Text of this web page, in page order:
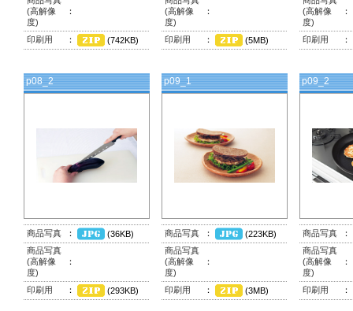
(高解像
度)
：
印刷用 ： (742KB)
(高解像
度)
：
印刷用 ： (5MB)
(高解像
度)
：
印刷用 ：
p08_2
商品写真 ：
(36KB)
商品写真
(高解像
度)
：
印刷用 ： (293KB)
p09_1
商品写真 ：
(223KB)
商品写真
(高解像
度)
：
印刷用 ： (3MB)
p09_2
商品写真
：
商品写真
(高解像
度)
：
印刷用 ：